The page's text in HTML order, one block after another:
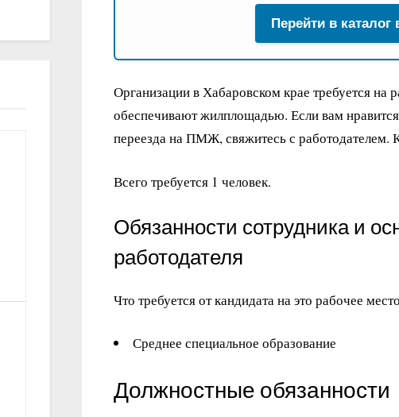
Перейти в
Организации в Хабаровском крае требуется
обеспечивают жилплощадью. Если вам
переезда на ПМЖ, свяжитесь с работодателем.
Всего требуется 1 человек.
Обязанности сотрудника и
работодателя
Что требуется от кандидата на это рабочее
Среднее специальное образование
Должностные обязанности